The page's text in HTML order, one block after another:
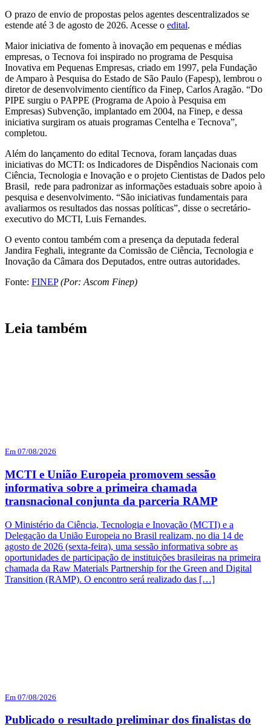
O prazo de envio de propostas pelos agentes descentralizados se
estende até 3 de agosto de 2026. Acesse o edital.
Maior iniciativa de fomento à inovação em pequenas e médias
empresas, o Tecnova foi inspirado no programa de Pesquisa
Inovativa em Pequenas Empresas, criado em 1997, pela Fundação
de Amparo à Pesquisa do Estado de São Paulo (Fapesp), lembrou o
diretor de desenvolvimento científico da Finep, Carlos Aragão. “Do
PIPE surgiu o PAPPE (Programa de Apoio à Pesquisa em
Empresas) Subvenção, implantado em 2004, na Finep, e dessa
iniciativa surgiram os atuais programas Centelha e Tecnova”,
completou.
Além do lançamento do edital Tecnova, foram lançadas duas
iniciativas do MCTI: os Indicadores de Dispêndios Nacionais com
Ciência, Tecnologia e Inovação e o projeto Cientistas de Dados pelo
Brasil, rede para padronizar as informações estaduais sobre apoio à
pesquisa e desenvolvimento. “São iniciativas fundamentais para
avaliarmos os resultados das nossas políticas”, disse o secretário-
executivo do MCTI, Luis Fernandes.
O evento contou também com a presença da deputada federal
Jandira Feghali, integrante da Comissão de Ciência, Tecnologia e
Inovação da Câmara dos Deputados, entre outras autoridades.
Fonte: FINEP (Por: Ascom Finep)
Leia também
Em 07/08/2026
MCTI e União Europeia promovem sessão
informativa sobre a primeira chamada
transnacional conjunta da parceria RAMP
O Ministério da Ciência, Tecnologia e Inovação (MCTI) e a
Delegação da União Europeia no Brasil realizam, no dia 14 de
agosto de 2026 (sexta-feira), uma sessão informativa sobre as
oportunidades de participação de instituições brasileiras na primeira
chamada da Raw Materials Partnership for the Green and Digital
Transition (RAMP). O encontro será realizado das […]
Em 07/08/2026
Publicado o resultado preliminar dos finalistas do